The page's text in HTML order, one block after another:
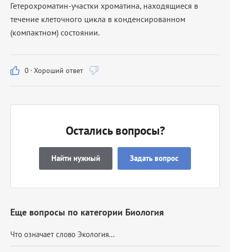
Гетерохроматин-участки хроматина, находящиеся в
течение клеточного цикла в конденсированном
(компактном) состоянии.
0 · Хороший ответ
Остались вопросы?
Найти нужный Задать вопрос
Еще вопросы по категории Биология
Что означает слово Экология...